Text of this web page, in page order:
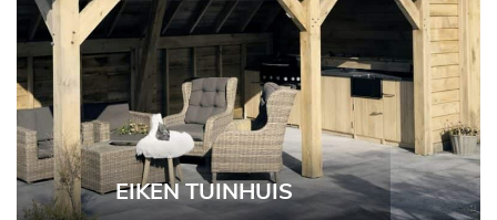
EIKEN TUINHUIS